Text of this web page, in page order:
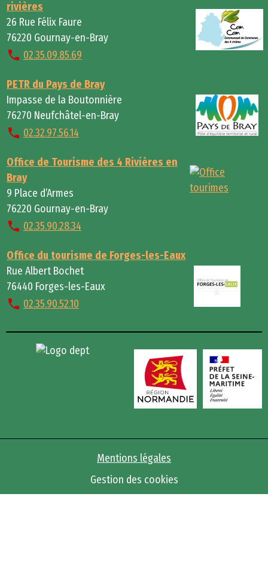
rivières
26 Rue Félix Faure
76220 Gournay-en-Bray
02.35.09.85.69
PETR du Pays de Bray
Impasse de la Boutonnière
76270 Neufchâtel-en-Bray
02.32.97.56.14
Office de Tourisme des 4 Rivières en
Bray
9 Place d’Armes
76220 Gournay-en-Bray
02.35.90.28.34
Office du tourisme de Forges-les-Eaux
Rue Albert Bochet
76440 Forges-les-Eaux
02.35.90.52.10
Mentions légales
Gestion des cookies